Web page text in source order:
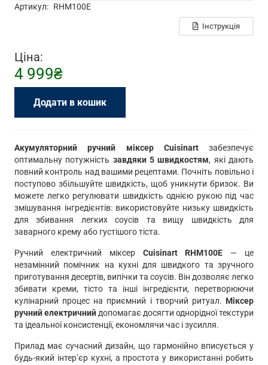
Артикул: RHM100E
Інструкція
Ціна:
4 999₴
Міксер
електричний
Cuisinart
RHM100E
кількість
Додати в кошик
Акумуляторний ручний міксер Cuisinartзабезпечує
оптимальну потужність завдяки 5 швидкостям, які дають
повний контроль над вашими рецептами. Почніть повільно і
поступово збільшуйте швидкість, щоб уникнути бризок. Ви
можете легко регулювати швидкість однією рукою під час
змішування інгредієнтів: використовуйте низьку швидкість
для збивання легких соусів та вищу швидкість для
заварного крему або густішого тіста.
Ручний електричний міксер Cuisinart RHM100E — це
незамінний помічник на кухні для швидкого та зручного
приготування десертів, випічки та соусів. Він дозволяє легко
збивати креми, тісто та інші інгредієнти, перетворюючи
кулінарний процес на приємний і творчий ритуал. Міксер
ручний електричнийдопомагає досягти однорідної текстури
та ідеальної консистенції, економлячи час і зусилля.
Прилад має сучасний дизайн, що гармонійно вписується у
будь-який інтер’єр кухні, а простота у використанні робить